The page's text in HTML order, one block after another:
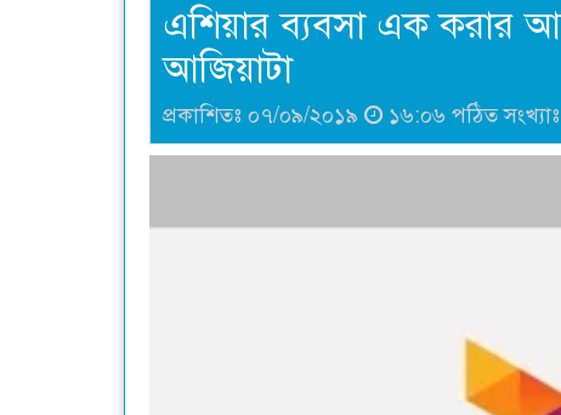
এশিয়ার ব্যবসা এক করার
আজিয়াটা
প্রকাশিতঃ ০৭/০৯/২০১৯ ১৬:০৬ পঠিত সংখ্যাঃ